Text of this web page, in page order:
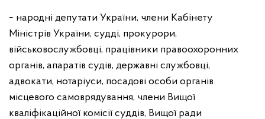
− народні депутати України, члени Кабінету
Міністрів України, судді, прокурори,
військовослужбовці, працівники правоохоронних
органів, апаратів судів, державні службовці,
адвокати, нотаріуси, посадові особи органів
місцевого самоврядування, члени Вищої
кваліфікаційної комісії суддів, Вищої ради